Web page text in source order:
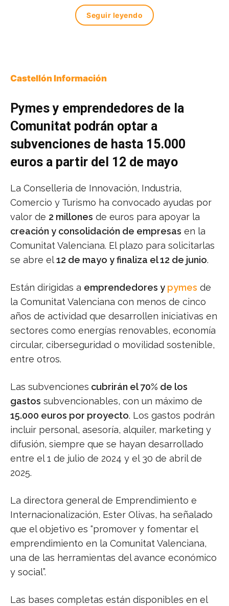
Seguir leyendo
Castellón Información
Pymes y emprendedores de la
Comunitat podrán optar a
subvenciones de hasta 15.000
euros a partir del 12 de mayo
La Conselleria de Innovación, Industria,
Comercio y Turismo ha convocado ayudas por
valor de 2 millones de euros para apoyar la
creación y consolidación de empresas en la
Comunitat Valenciana. El plazo para solicitarlas
se abre el12 de mayo y finaliza el 12 de junio.
Están dirigidas a emprendedores y pymes de
la Comunitat Valenciana con menos de cinco
años de actividad que desarrollen iniciativas en
sectores como energías renovables, economía
circular, ciberseguridad o movilidad sostenible,
entre otros.
Las subvenciones cubrirán el 70% de los
gastos subvencionables, con un máximo de
15.000 euros por proyecto. Los gastos podrán
incluir personal, asesoría, alquiler, marketing y
difusión, siempre que se hayan desarrollado
entre el 1 de julio de 2024 y el 30 de abril de
2025.
La directora general de Emprendimiento e
Internacionalización, Ester Olivas, ha señalado
que el objetivo es “promover y fomentar el
emprendimiento en la Comunitat Valenciana,
una de las herramientas del avance económico
y social”.
Las bases completas están disponibles en el